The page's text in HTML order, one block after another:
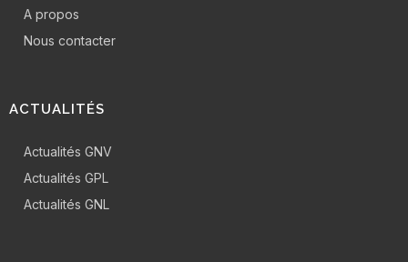
A propos
Nous contacter
ACTUALITÉS
Actualités GNV
Actualités GPL
Actualités GNL